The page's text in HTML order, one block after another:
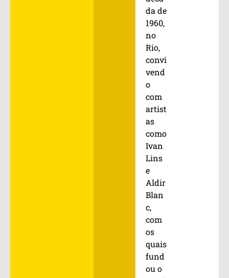
da de
1960,
no
Rio,
convi
vend
o
com
artist
as
como
Ivan
Lins
e
Aldir
Blan
c,
com
os
quais
fund
ou o